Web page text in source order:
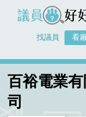
議員好好看
找議員 看
百裕電業
司